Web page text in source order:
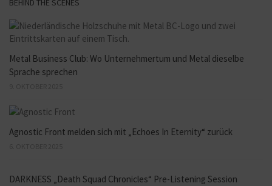
BEHIND THE SCENES
Metal Business Club: Wo Unternehmertum und Metal dieselbe
Sprache sprechen
Agnostic Front melden sich mit „Echoes In Eternity“ zurück
DARKNESS „Death Squad Chronicles“ Pre-Listening Session